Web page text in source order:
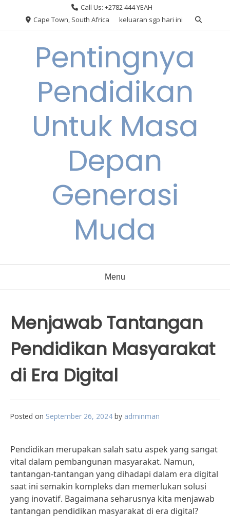
Call Us: +2782 444 YEAH
Cape Town, South Africa
keluaran sgp hari ini
Pentingnya
Pendidikan
Untuk Masa
Depan
Generasi
Muda
Menu
Menjawab Tantangan
Pendidikan Masyarakat
di Era Digital
Posted on September 26, 2024 by adminman
Pendidikan merupakan salah satu aspek yang sangat
vital dalam pembangunan masyarakat. Namun,
tantangan-tantangan yang dihadapi dalam era digital
saat ini semakin kompleks dan memerlukan solusi
yang inovatif. Bagaimana seharusnya kita menjawab
tantangan pendidikan masyarakat di era digital?